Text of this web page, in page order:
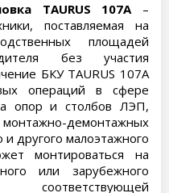
TAURUS 107A–
поставляемая на
площадей
без участия
БКУ TAURUS 107A
операций в сфере
опор и столбов ЛЭП,
демонтажных
другого малоэтажного
монтироваться на
или зарубежного
соответствующей